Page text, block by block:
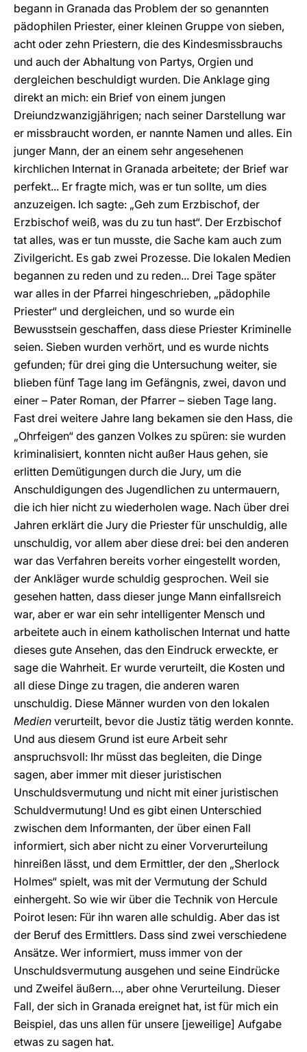
begann in Granada das Problem der so genannten
pädophilen Priester, einer kleinen Gruppe von sieben,
acht oder zehn Priestern, die des Kindesmissbrauchs
und auch der Abhaltung von Partys, Orgien und
dergleichen beschuldigt wurden. Die Anklage ging
direkt an mich: ein Brief von einem jungen
Dreiundzwanzigjährigen; nach seiner Darstellung war
er missbraucht worden, er nannte Namen und alles. Ein
junger Mann, der an einem sehr angesehenen
kirchlichen Internat in Granada arbeitete; der Brief war
perfekt... Er fragte mich, was er tun sollte, um dies
anzuzeigen. Ich sagte: „Geh zum Erzbischof, der
Erzbischof weiß, was du zu tun hast“. Der Erzbischof
tat alles, was er tun musste, die Sache kam auch zum
Zivilgericht. Es gab zwei Prozesse. Die lokalen Medien
begannen zu reden und zu reden... Drei Tage später
war alles in der Pfarrei hingeschrieben, „pädophile
Priester“ und dergleichen, und so wurde ein
Bewusstsein geschaffen, dass diese Priester Kriminelle
seien. Sieben wurden verhört, und es wurde nichts
gefunden; für drei ging die Untersuchung weiter, sie
blieben fünf Tage lang im Gefängnis, zwei, davon und
einer – Pater Roman, der Pfarrer – sieben Tage lang.
Fast drei weitere Jahre lang bekamen sie den Hass, die
„Ohrfeigen“ des ganzen Volkes zu spüren: sie wurden
kriminalisiert, konnten nicht außer Haus gehen, sie
erlitten Demütigungen durch die Jury, um die
Anschuldigungen des Jugendlichen zu untermauern,
die ich hier nicht zu wiederholen wage. Nach über drei
Jahren erklärt die Jury die Priester für unschuldig, alle
unschuldig, vor allem aber diese drei: bei den anderen
war das Verfahren bereits vorher eingestellt worden,
der Ankläger wurde schuldig gesprochen. Weil sie
gesehen hatten, dass dieser junge Mann einfallsreich
war, aber er war ein sehr intelligenter Mensch und
arbeitete auch in einem katholischen Internat und hatte
dieses gute Ansehen, das den Eindruck erweckte, er
sage die Wahrheit. Er wurde verurteilt, die Kosten und
all diese Dinge zu tragen, die anderen waren
unschuldig. Diese Männer wurden von den lokalen
Medien verurteilt, bevor die Justiz tätig werden konnte.
Und aus diesem Grund ist eure Arbeit sehr
anspruchsvoll: Ihr müsst das begleiten, die Dinge
sagen, aber immer mit dieser juristischen
Unschuldsvermutung und nicht mit einer juristischen
Schuldvermutung! Und es gibt einen Unterschied
zwischen dem Informanten, der über einen Fall
informiert, sich aber nicht zu einer Vorverurteilung
hinreißen lässt, und dem Ermittler, der den „Sherlock
Holmes“ spielt, was mit der Vermutung der Schuld
einhergeht. So wie wir über die Technik von Hercule
Poirot lesen: Für ihn waren alle schuldig. Aber das ist
der Beruf des Ermittlers. Dass sind zwei verschiedene
Ansätze. Wer informiert, muss immer von der
Unschuldsvermutung ausgehen und seine Eindrücke
und Zweifel äußern…, aber ohne Verurteilung. Dieser
Fall, der sich in Granada ereignet hat, ist für mich ein
Beispiel, das uns allen für unsere [jeweilige] Aufgabe
etwas zu sagen hat.